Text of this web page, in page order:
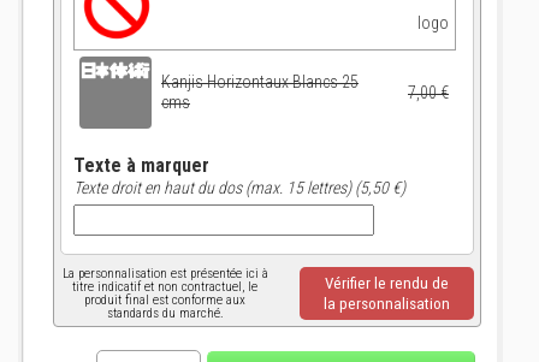
logo
Kanjis Horizontaux Blancs 25
cms
7,00 €
Texte à marquer
Texte droit en haut du dos (max. 15 lettres) (5,50 €)
La personnalisation est présentée ici à
titre indicatif et non contractuel, le
produit final est conforme aux
standards du marché.
Vérifier le rendu de
la personnalisation